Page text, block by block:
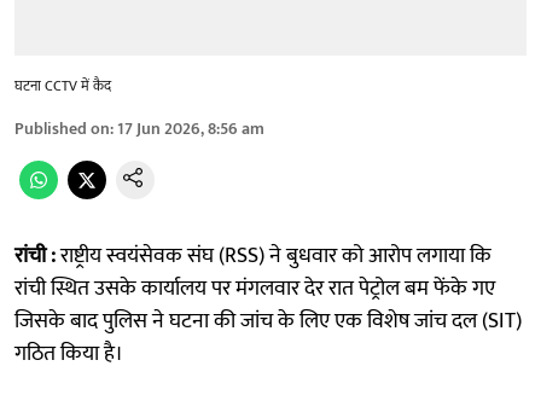
घटना CCTV में कैद
Published on:17 Jun 2026, 8:56 am
रांची :राष्ट्रीय स्वयंसेवक संघ (RSS) ने बुधवार को आरोप लगाया कि
रांची स्थित उसके कार्यालय पर मंगलवार देर रात पेट्रोल बम फेंके गए
जिसके बाद पुलिस ने घटना की जांच के लिए एक विशेष जांच दल (SIT)
गठित किया है।